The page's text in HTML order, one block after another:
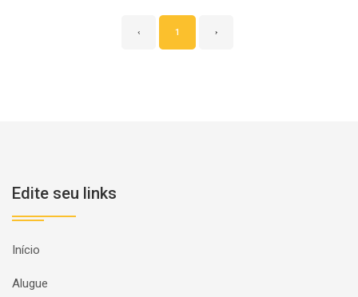
‹ 1 ›
Edite seu links
Início
Alugue